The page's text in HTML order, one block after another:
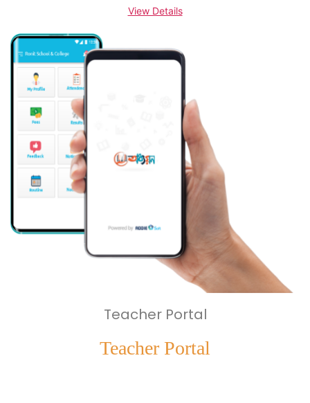
View Details
Teacher Portal
Teacher Portal